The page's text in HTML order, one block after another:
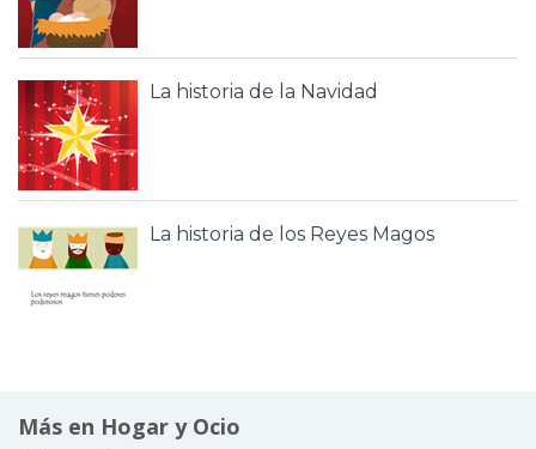
La historia de la Navidad
La historia de los Reyes Magos
Más en Hogar y Ocio